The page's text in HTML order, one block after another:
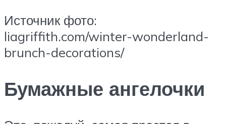
Источник фото:
liagriffith.com/winter-wonderland-
brunch-decorations/
Бумажные ангелочки